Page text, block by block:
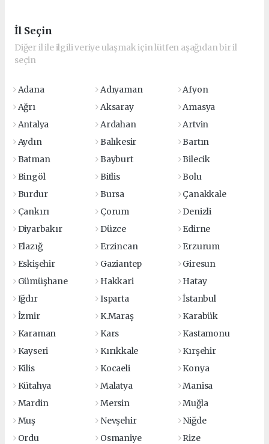
İl Seçin
Diğer il ile ilgili veriye ulaşmak için lütfen aşağıdan bir il
seçin
Adana Adıyaman
Afyon
Ağrı
Aksaray
Amasya
Antalya
Ardahan
Artvin
Aydın
Balıkesir
Bartın
Batman
Bayburt
Bilecik
Bingöl
Bitlis
Bolu
Burdur
Bursa
Çanakkale
Çankırı
Çorum
Denizli
Diyarbakır
Düzce
Edirne
Elazığ
Erzincan
Erzurum
Eskişehir
Gaziantep
Giresun
Gümüşhane
Hakkari
Hatay
Iğdır
Isparta
İstanbul
İzmir
K.Maraş
Karabük
Karaman
Kars
Kastamonu
Kayseri
Kırıkkale
Kırşehir
Kilis
Kocaeli
Konya
Kütahya
Malatya
Manisa
Mardin
Mersin
Muğla
Muş
Nevşehir
Niğde
Ordu
Osmaniye Rize